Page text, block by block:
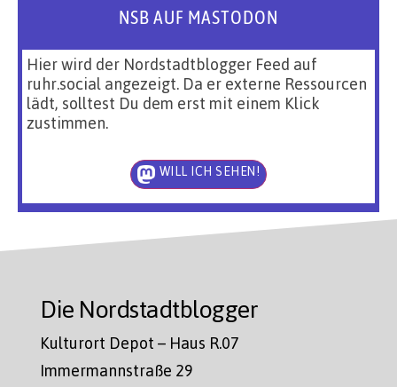
NSB AUF MASTODON
Hier wird der Nordstadtblogger Feed auf
ruhr.social angezeigt. Da er externe Ressourcen
lädt, solltest Du dem erst mit einem Klick
zustimmen.
WILL ICH SEHEN!
Die Nordstadtblogger
Kulturort Depot – Haus R.07
Immermannstraße 29